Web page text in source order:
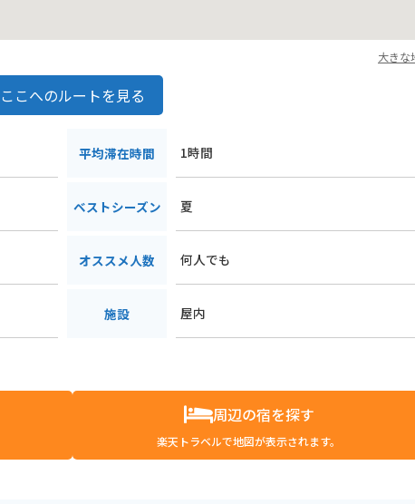
大きな
ここへのルートを見る
平均滞在時間 1時間
ベストシーズン 夏
オススメ人数 何人でも
施設 屋内
周辺の宿を探す
楽天トラベルで地図が表示されます。